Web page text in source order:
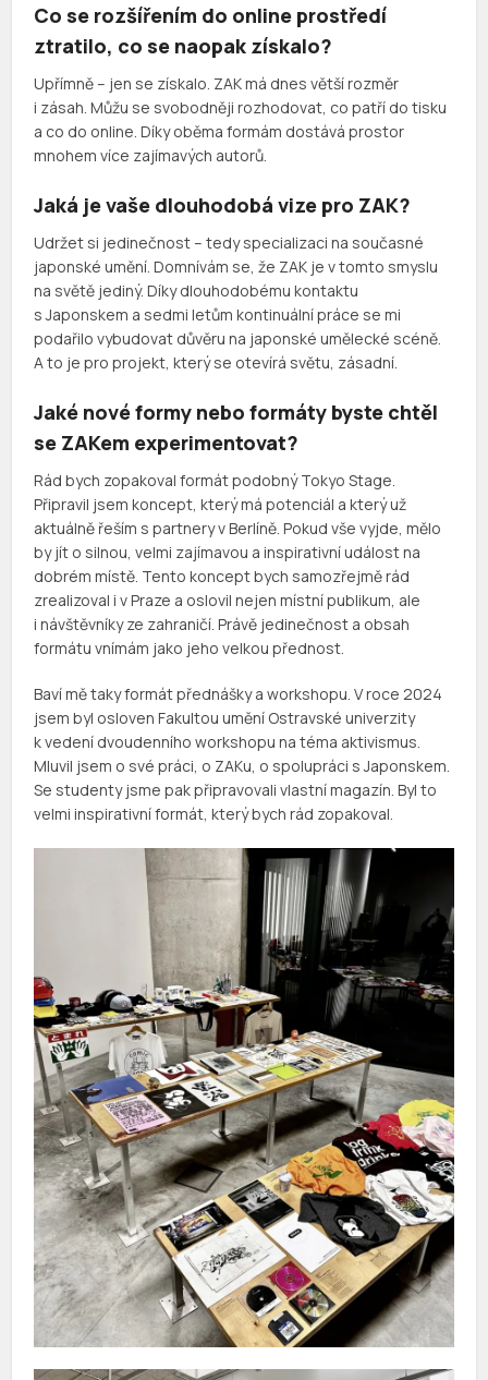
Co se rozšířením do online prostředí
ztratilo, co se naopak získalo?
Upřímně – jen se získalo. ZAK má dnes větší rozměr
i zásah. Můžu se svobodněji rozhodovat, co patří do tisku
a co do online. Díky oběma formám dostává prostor
mnohem více zajímavých autorů.
Jaká je vaše dlouhodobá vize pro ZAK?
Udržet si jedinečnost – tedy specializaci na současné
japonské umění. Domnívám se, že ZAK je v tomto smyslu
na světě jediný. Díky dlouhodobému kontaktu
s Japonskem a sedmi letům kontinuální práce se mi
podařilo vybudovat důvěru na japonské umělecké scéně.
A to je pro projekt, který se otevírá světu, zásadní.
Jaké nové formy nebo formáty byste chtěl
se ZAKem experimentovat?
Rád bych zopakoval formát podobný Tokyo Stage.
Připravil jsem koncept, který má potenciál a který už
aktuálně řeším s partnery v Berlíně. Pokud vše vyjde, mělo
by jít o silnou, velmi zajímavou a inspirativní událost na
dobrém místě. Tento koncept bych samozřejmě rád
zrealizoval i v Praze a oslovil nejen místní publikum, ale
i návštěvníky ze zahraničí. Právě jedinečnost a obsah
formátu vnímám jako jeho velkou přednost.
Baví mě taky formát přednášky a workshopu. V roce 2024
jsem byl osloven Fakultou umění Ostravské univerzity
k vedení dvoudenního workshopu na téma aktivismus.
Mluvil jsem o své práci, o ZAKu, o spolupráci s Japonskem.
Se studenty jsme pak připravovali vlastní magazín. Byl to
velmi inspirativní formát, který bych rád zopakoval.